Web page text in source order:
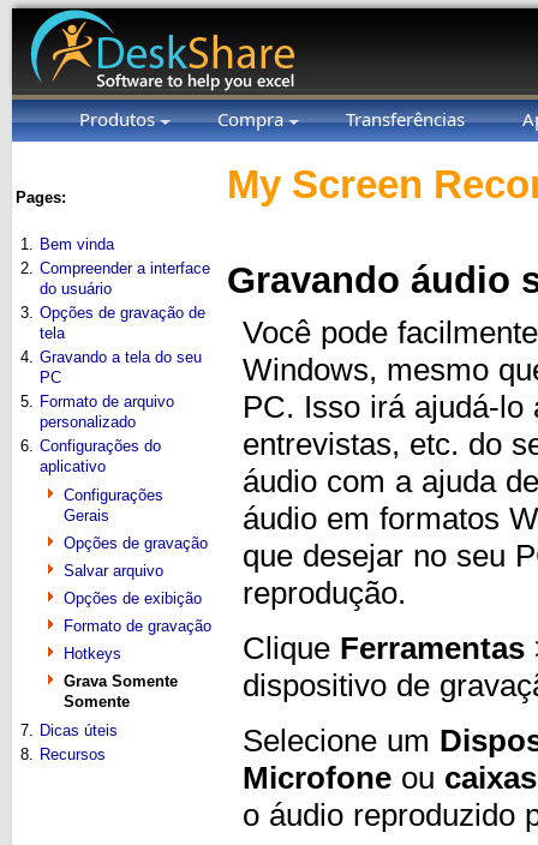
Produtos Compra Transferências
Pages:
1. Bem vinda
2. Compreender a interface
do usuário
3. Opções de gravação de
tela
4. Gravando a tela do seu
PC
5. Formato de arquivo
personalizado
6. Configurações do
aplicativo
Configurações
Gerais
Opções de gravação
Salvar arquivo
Opções de exibição
Formato de gravação
Hotkeys
Grava Somente
Somente
7. Dicas úteis
8. Recursos
My Screen
Gravando áudio
Você pode
Windows, mesmo
PC. Isso irá ajudá-lo
entrevistas, etc. do
áudio com a ajuda
áudio em formatos
que desejar no seu
reprodução.
Clique Ferramentas
dispositivo de
Selecione um
Microfone ou
o áudio reproduzido